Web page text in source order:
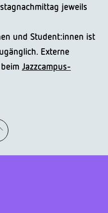
jeweils
und Student:innen ist
Externe
Jazzcampus-